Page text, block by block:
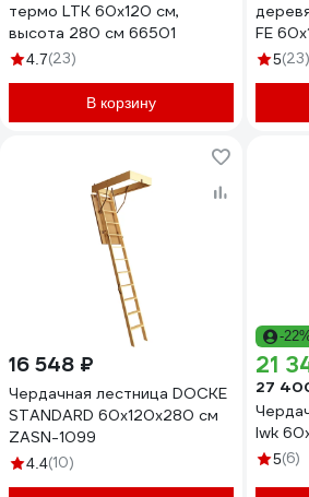
термо LTK 60х120 см,
высота 280 см 66501
4.7(23)
В корзину
FE
5(23)
16 548 ₽
Чердачная лестница DOCKE
STANDARD 60x120x280 см
ZASN-1099
4.4(10)
-
21
27
lwk
5(6)